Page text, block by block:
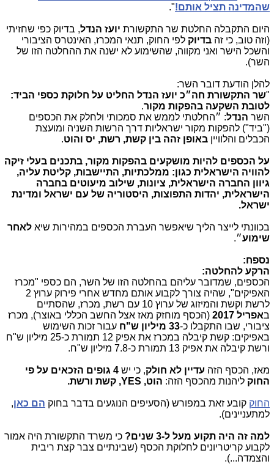
שהמדינה תציל אותם!".
היום התקבלה החלטת שר התקשורת יועז הנדל, בדיוק כפי שחזיתי
(וזה טוב, כי זה בדיוק לפי החוק, תנאי המכרז, האינטרס הציבורי
והשכל הישר ואני מקווה, שהשימוע לא ישנה את ההחלטה הזו של
השר).
להלן הודעת דובר השר:
"שר התקשורת חה״כ יועז הנדל החליט על חלוקת כספי הביד:
לטובת השקעה בהפקות מקור.
השר הנדל: ״החלטתי לממש את סמכותי ולחלק את הכספים
("ביד") להפקות מקור ישראליות דרך הרשות השניה ומועצת
הכבלים והלוויין באופן זהה בין קשת, רשת, יס והוט.
על הכספים להיות מושקעים בהפקות מקור, בתכנים בעלי זיקה
להוויה הישראלית כגון: ממלכתיות, התיישבות, קליטת עליה,
גיוון החברה הישראלית, ציונות, שילוב מיעוטים בחברה
הישראלית, יהדות התפוצות, היסטוריה של עם ישראל ומדינת
ישראל.
בכוונתי לייצר הליך שיאפשר העברת הכספים במהירות שיא לאחר
שימוע״.
נספח:
הרקע להחלטה:
הכספים, שמדובר עליהם בהחלטה הזו של השר, הם כספי "מכרז
האפיקים", שהיה צורך לקבוע אותם מחדש אחרי פירוק ערוץ 2
לרשת וקשת והמיזוג של ערוץ 10 עם רשת, מכרז, שהסתיים
באפריל 2017
(הכסף מוחזק מאז אצל החשב הכללי באוצר), מכרז
ציבורי, שבו התקבלו כ-33 מיליון ש"ח
עבור זכות השימוש
באפיקים: קשת קיבלה במכרז את אפיק 12 תמורת כ-25 מיליון ש"ח
ורשת קיבלה את אפיק 13 תמורת כ-7.8 מיליון ש"ח.
מאז, הכסף הזה עדיין לא חולק, כי יש
4 גופים הזכאים על פי
החוק ליהנות מהכסף הזה: הוט, YES, קשת ורשת.
החוק קובע זאת במפורש (הסעיפים הנוגעים בדבר בחוק הם כאן,
למתעניינים).
למה זה היה תקוע מעל ל-3 שנים?
כי משרד התקשורת היה אמור
לקבוע קריטריונים לחלוקת הכסף (שבינתיים צבר קצת ריבית
והצמדה...).